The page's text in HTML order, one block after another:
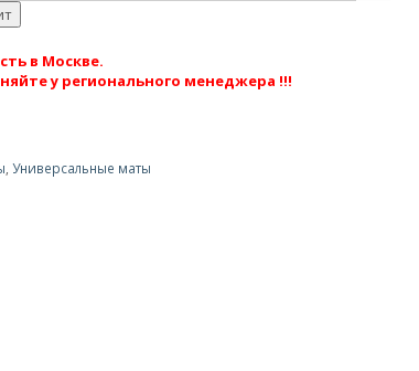
в Москве.
у регионального менеджера !!!
,Универсальные маты